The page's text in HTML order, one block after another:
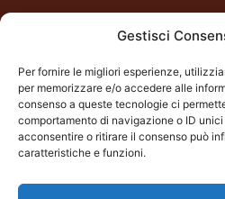
Gestisci
Per fornire le migliori esperienze,
per memorizzare e/o accedere alle
consenso a queste tecnologie ci
comportamento di navigazione o ID
acconsentire o ritirare il consenso può
caratteristiche e funzioni.
348 90 31 514
INFO
ORARI DI APERTURA
Dal giovedì alla domenica
19.00 - 22.00
Palazzo Tagliaferro